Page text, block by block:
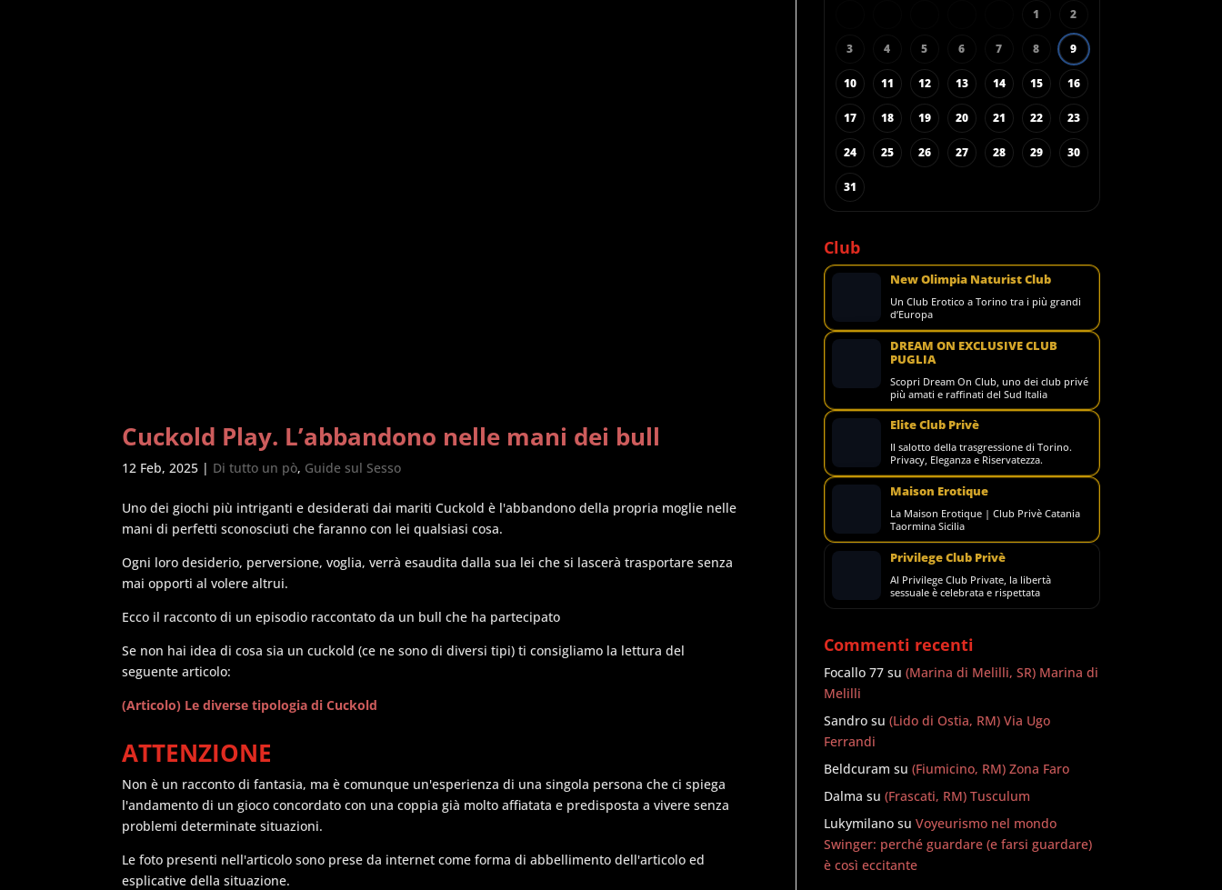
Cuckold Play. L’abbandono nelle mani dei bull
12 Feb, 2025 | Di tutto un pò, Guide sul Sesso
Uno dei giochi più intriganti e desiderati dai mariti Cuckold è l'abbandono della propria moglie nelle
mani di perfetti sconosciuti che faranno con lei qualsiasi cosa.
Ogni loro desiderio, perversione, voglia, verrà esaudita dalla sua lei che si lascerà trasportare senza
mai opporti al volere altrui.
Ecco il racconto di un episodio raccontato da un bull che ha partecipato
Se non hai idea di cosa sia un cuckold (ce ne sono di diversi tipi) ti consigliamo la lettura del
seguente articolo:
(Articolo) Le diverse tipologia di Cuckold
ATTENZIONE
Non è un racconto di fantasia, ma è comunque un'esperienza di una singola persona che ci spiega
l'andamento di un gioco concordato con una coppia già molto affiatata e predisposta a vivere senza
problemi determinate situazioni.
Le foto presenti nell'articolo sono prese da internet come forma di abbellimento dell'articolo ed
esplicative della situazione.
1 2
3 4 5 6 7 8 9
10 11 12 13 14 15 16
17 18 19 20 21 22 23
24 25 26 27 28 29 30
31
Club
New Olimpia Naturist Club
Un Club Erotico a Torino tra i più grandi
d’Europa
DREAM ON EXCLUSIVE CLUB
PUGLIA
Scopri Dream On Club, uno dei club privé
più amati e raffinati del Sud Italia
Elite Club Privè
Il salotto della trasgressione di Torino.
Privacy, Eleganza e Riservatezza.
Maison Erotique
La Maison Erotique | Club Privè Catania
Taormina Sicilia
Privilege Club Privè
Al Privilege Club Private, la libertà
sessuale è celebrata e rispettata
Commenti recenti
Focallo 77 su(Marina di Melilli, SR) Marina di
Melilli
Sandro su(Lido di Ostia, RM) Via Ugo
Ferrandi
Beldcuram su(Fiumicino, RM) Zona Faro
Dalma su(Frascati, RM) Tusculum
Lukymilano suVoyeurismo nel mondo
Swinger: perché guardare (e farsi guardare)
è così eccitante